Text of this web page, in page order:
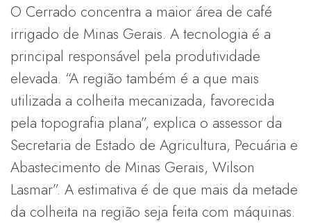
O Cerrado concentra a maior área de café
irrigado de Minas Gerais. A tecnologia é a
principal responsável pela produtividade
elevada. “A região também é a que mais
utilizada a colheita mecanizada, favorecida
pela topografia plana”, explica o assessor da
Secretaria de Estado de Agricultura, Pecuária e
Abastecimento de Minas Gerais, Wilson
Lasmar”. A estimativa é de que mais da metade
da colheita na região seja feita com máquinas.